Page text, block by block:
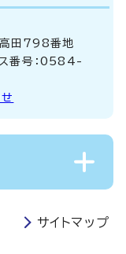
田798番地
番号：0584-
サイトマップ